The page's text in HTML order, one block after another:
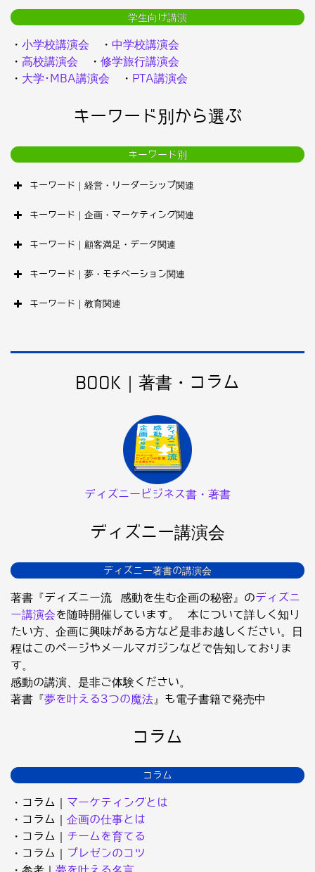
学生向け講演
・ 小学校講演会 ・ 中学校講演会
・ 高校講演会 ・ 修学旅行講演会
・ 大学･MBA講演会 ・ PTA講演会
キーワード別から選ぶ
キーワード別
キーワード｜経営・リーダーシップ関連
キーワード｜企画・マーケティング関連
キーワード｜顧客満足・データ関連
キーワード｜夢・モチベーション関連
キーワード｜教育関連
BOOK｜著書・コラム
ディズニービジネス書・著書
ディズニー講演会
ディズニー著書の講演会
著書『ディズニー流 感動を生む企画の秘密』のディズニ
ー講演会を随時開催しています。 本について詳しく知り
たい方、企画に興味がある方など是非お越しください。日
程はこのページやメールマガジンなどで告知しておりま
す。
感動の講演、是非ご体験ください。
著書『夢を叶える3つの魔法』も電子書籍で発売中
コラム
コラム
・コラム｜ マーケティングとは
・コラム｜ 企画の仕事とは
・コラム｜ チームを育てる
・コラム｜ プレゼンのコツ